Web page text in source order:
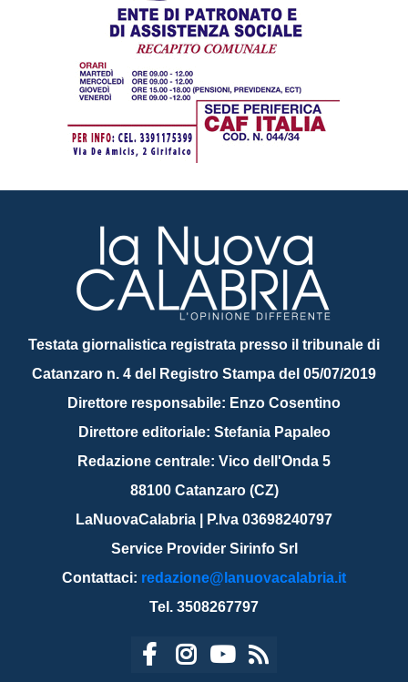
Testata giornalistica registrata presso il tribunale di
Catanzaro n. 4 del Registro Stampa del 05/07/2019
Direttore responsabile: Enzo Cosentino
Direttore editoriale: Stefania Papaleo
Redazione centrale: Vico dell'Onda 5
88100 Catanzaro (CZ)
LaNuovaCalabria | P.Iva 03698240797
Service Provider Sirinfo Srl
Contattaci: redazione@lanuovacalabria.it
Tel. 3508267797